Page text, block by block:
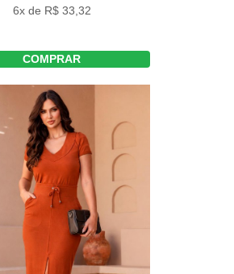
6x de R$ 33,32
COMPRAR